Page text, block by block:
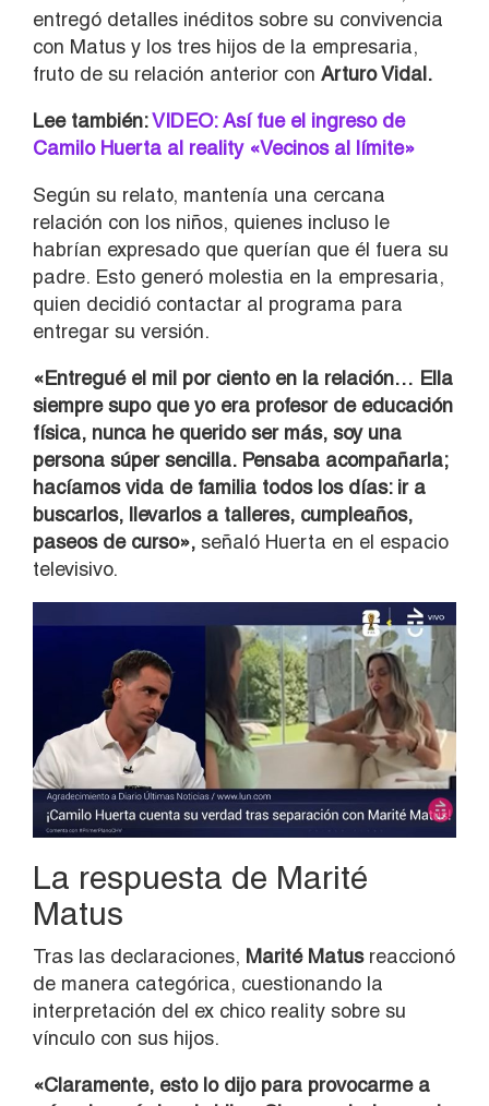
entregó detalles inéditos sobre su convivencia
con Matus y los tres hijos de la empresaria,
fruto de su relación anterior con Arturo Vidal.
Lee también:VIDEO: Así fue el ingreso de
Camilo Huerta al reality «Vecinos al límite»
Según su relato, mantenía una cercana
relación con los niños, quienes incluso le
habrían expresado que querían que él fuera su
padre. Esto generó molestia en la empresaria,
quien decidió contactar al programa para
entregar su versión.
«Entregué el mil por ciento en la relación… Ella
siempre supo que yo era profesor de educación
física, nunca he querido ser más, soy una
persona súper sencilla. Pensaba acompañarla;
hacíamos vida de familia todos los días: ir a
buscarlos, llevarlos a talleres, cumpleaños,
paseos de curso», señaló Huerta en el espacio
televisivo.
La respuesta de Marité
Matus
Tras las declaraciones, Marité Matusreaccionó
de manera categórica, cuestionando la
interpretación del ex chico reality sobre su
vínculo con sus hijos.
«Claramente, esto lo dijo para provocarme a